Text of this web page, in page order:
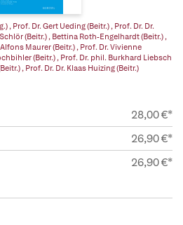
, Prof. Dr. Gert Ueding (Beitr.) , Prof. Dr. Dr.
(Beitr.) , Bettina Roth-Engelhardt (Beitr.) ,
Alfons Maurer (Beitr.) , Prof. Dr. Vivienne
(Beitr.) , Prof. Dr. phil. Burkhard Liebsch
, Prof. Dr. Dr. Klaas Huizing (Beitr.)
28,00 €*
26,90 €*
26,90 €*